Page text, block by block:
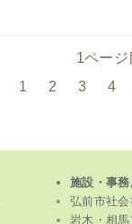
1ペー
1
2 3 4
施設・事
弘前市社
岩木・相馬